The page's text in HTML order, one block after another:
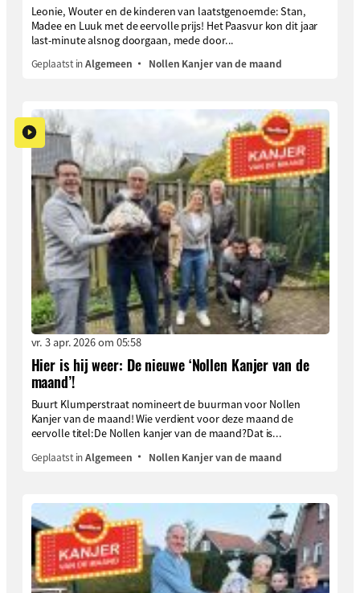
Leonie, Wouter en de kinderen van laatstgenoemde: Stan,
Madee en Luuk met de eervolle prijs! Het Paasvur kon dit jaar
last-minute alsnog doorgaan, mede door...
Geplaatst inAlgemeen Nollen Kanjer van de maand
vr. 3 apr. 2026 om 05:58
Hier is hij weer: De nieuwe ‘Nollen Kanjer van de
maand’!
Buurt Klumperstraat nomineert de buurman voor Nollen
Kanjer van de maand! Wie verdient voor deze maand de
eervolle titel:De Nollen kanjer van de maand?Dat is...
Geplaatst inAlgemeen Nollen Kanjer van de maand